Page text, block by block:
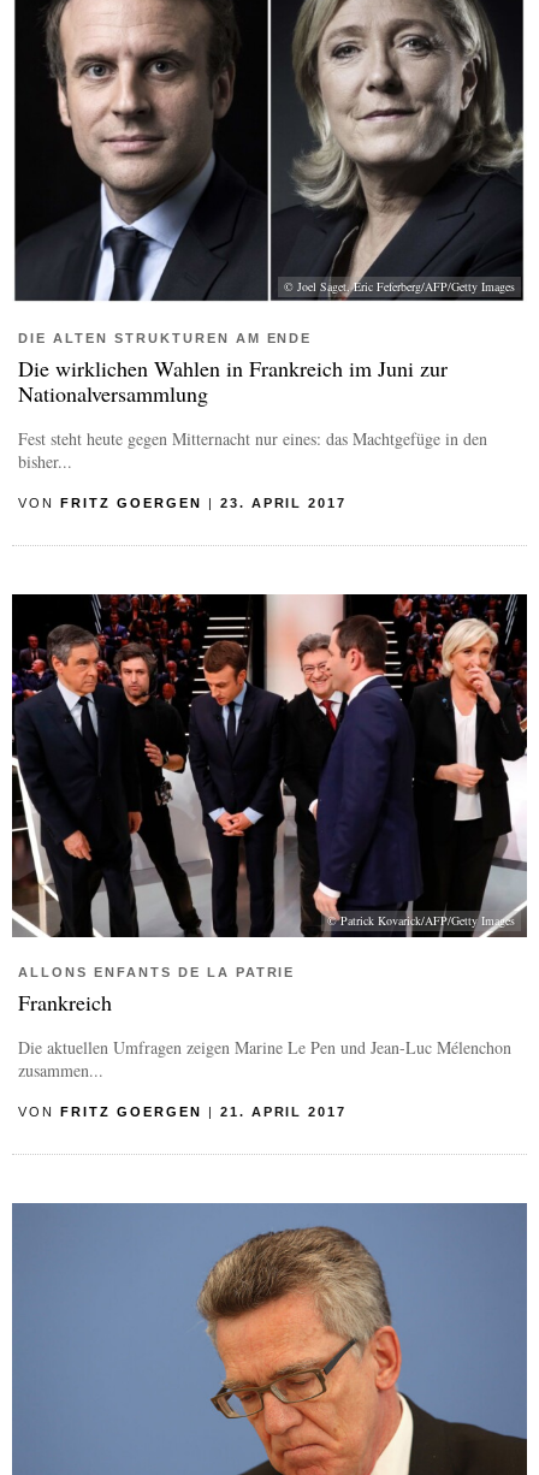
© Joel Saget, Eric Feferberg/AFP/Getty Images
DIE ALTEN STRUKTUREN AM ENDE
Die wirklichen Wahlen in Frankreich im Juni zur
Nationalversammlung
Fest steht heute gegen Mitternacht nur eines: das Machtgefüge in den
bisher...
VON FRITZ GOERGEN | 23. APRIL 2017
© Patrick Kovarick/AFP/Getty Images
ALLONS ENFANTS DE LA PATRIE
Frankreich
Die aktuellen Umfragen zeigen Marine Le Pen und Jean-Luc Mélenchon
zusammen...
VON FRITZ GOERGEN | 21. APRIL 2017